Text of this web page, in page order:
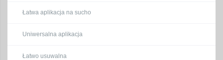
Łatwa aplikacja na sucho
Uniwersalna aplikacja
Łatwo usuwalna